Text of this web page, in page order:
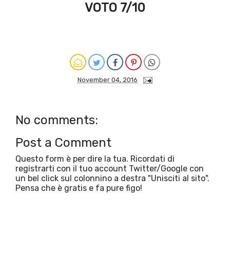
VOTO 7/10
November 04, 2016
No comments:
Post a Comment
Questo form è per dire la tua. Ricordati di
registrarti con il tuo account Twitter/Google con
un bel click sul colonnino a destra "Unisciti al sito".
Pensa che è gratis e fa pure figo!